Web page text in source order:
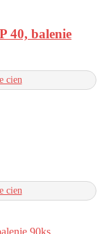
40, balenie
cien
cien